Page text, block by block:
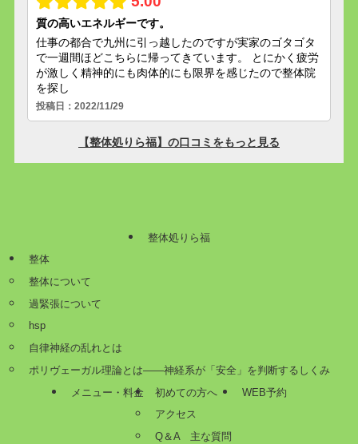
整体処りら福
整体
整体について
過緊張について
hsp
自律神経の乱れとは
ポリヴェーガル理論とは——神経系が「安全」を判断するしくみ
メニュー・料金
初めての方へ
アクセス
Q＆A 主な質問
WEB予約